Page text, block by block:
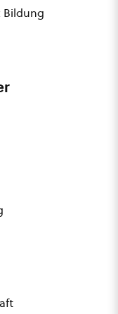
Bildung